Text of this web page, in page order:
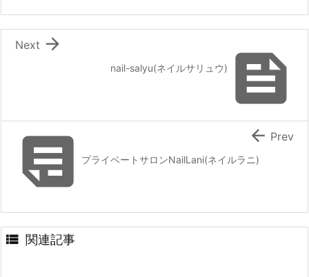

nail-salyu(ネイルサリュウ)

Next
プライベートサロンNailLani(ネイルラニ)
 Prev
 関連記事